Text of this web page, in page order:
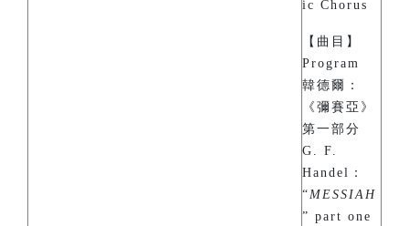
ic Chorus
【曲目】
Program
韓德爾：
《彌賽亞》
第一部分
G. F.
Handel：
“MESSIAH
” part one